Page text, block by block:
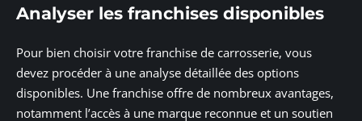
Analyser les franchises disponibles
Pour bien choisir votre franchise de carrosserie, vous
devez procéder à une analyse détaillée des options
disponibles. Une franchise offre de nombreux avantages,
notamment l’accès à une marque reconnue et un soutien